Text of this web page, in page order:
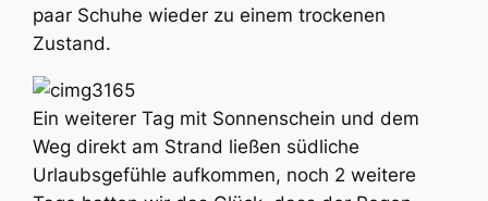
paar Schuhe wieder zu einem trockenen
Zustand.
Ein weiterer Tag mit Sonnenschein und dem
Weg direkt am Strand ließen südliche
Urlaubsgefühle aufkommen, noch 2 weitere